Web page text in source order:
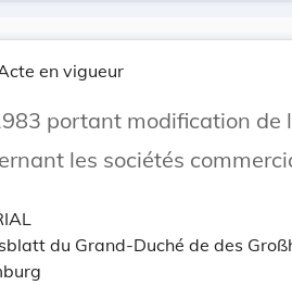
en vigueur
portant modification de
les sociétés
du Grand-Duché de des